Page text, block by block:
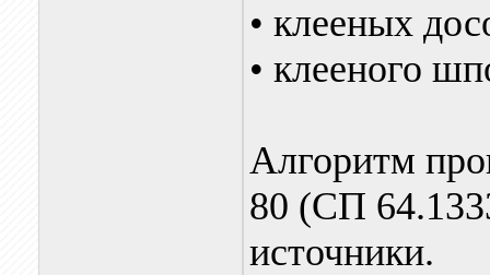
• клееных
• клееного
Алгоритм
80 (СП
источники.